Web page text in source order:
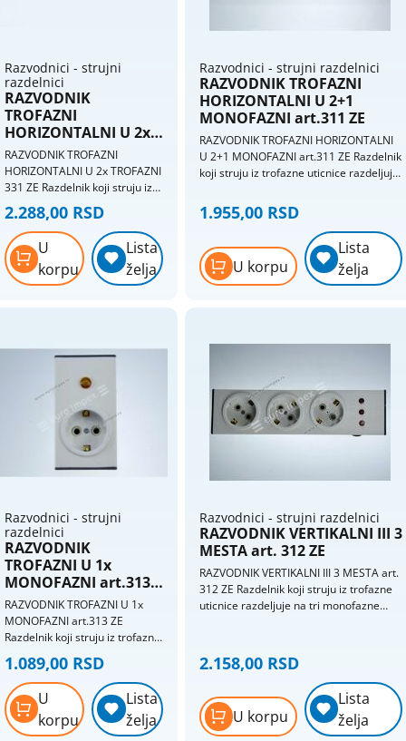
Razvodnici - strujni
razdelnici
RAZVODNIK
TROFAZNI
HORIZONTALNI U 2x
TROFAZNI 331 ZE
RAZVODNIK TROFAZNI
HORIZONTALNI U 2x TROFAZNI
331 ZE Razdelnik koji struju iz
trofazne uticnice razdeljuje na
dve trofazne uticnice.
Keramicka jezgra (porcelan).
Sa svetlosnom indikacijom
prisustva faze.
2.288,00 RSD
U
korpu
Lista
želja
Razvodnici - strujni razdelnici
RAZVODNIK TROFAZNI
HORIZONTALNI U 2+1
MONOFAZNI art.311 ZE
RAZVODNIK TROFAZNI HORIZONTALNI
U 2+1 MONOFAZNI art.311 ZE Razdelnik
koji struju iz trofazne uticnice razdeljuje
jezgra (porcelan). Svaka uticnica ima
razlicitu fazu.
1.955,00 RSD
U korpu
Lista
želja
Razvodnici - strujni
razdelnici
RAZVODNIK
TROFAZNI U 1x
MONOFAZNI art.313
ZE
RAZVODNIK TROFAZNI U 1x
MONOFAZNI art.313 ZE
Razdelnik koji struju iz trofazne
uticnice sprovodi na jednu
monofaznu uticnicu. Keramicko
jezgro (porcelan). Sa
svetlosnom indikacijom
prisustra faze.
1.089,00 RSD
U
korpu
Lista
želja
Razvodnici - strujni razdelnici
RAZVODNIK VERTIKALNI III 3
MESTA art. 312 ZE
RAZVODNIK VERTIKALNI III 3 MESTA art.
312 ZE Razdelnik koji struju iz trofazne
uticnice razdeljuje na tri monofazne
svetlosnom indikacijom prisustva faze.
Vertikalni (uspravni) model.
2.158,00 RSD
U korpu
Lista
želja